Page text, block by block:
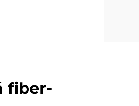
fiber-